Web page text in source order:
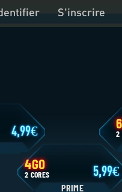
S'inscrire
IRON